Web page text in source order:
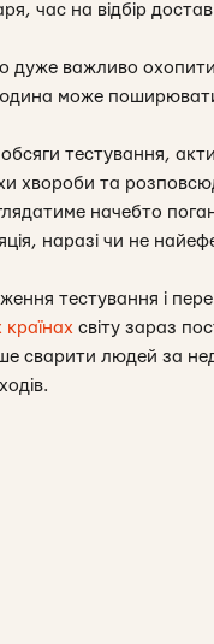
час на відбір
важливо охопити і
може
тестування,
хвороби та
начебто
наразі чи не
тестування і
країнах світу зараз
сварити людей за